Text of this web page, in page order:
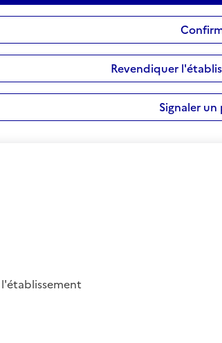
Revendiquer
Signaler